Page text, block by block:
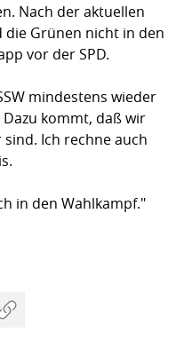
Nach der aktuellen
die Grünen nicht in den
vor der SPD.
mindestens wieder
kommt, daß wir
Ich rechne auch
in den Wahlkampf."